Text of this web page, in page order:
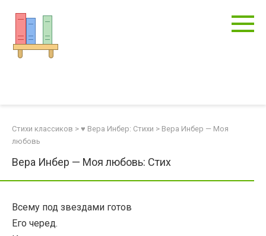
контенту
Стихи классиков > ♥ Вера Инбер: Стихи > Вера Инбер — Моя
любовь
Вера Инбер — Моя любовь: Стих
Всему под звездами готов
Его черед.